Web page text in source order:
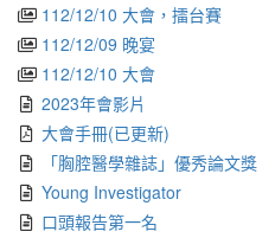
112/12/10 大會，擂台賽
112/12/09 晚宴
112/12/10 大會
2023年會影片
大會手冊(已更新)
「胸腔醫學雜誌」優秀論文獎
Young Investigator
口頭報告第一名